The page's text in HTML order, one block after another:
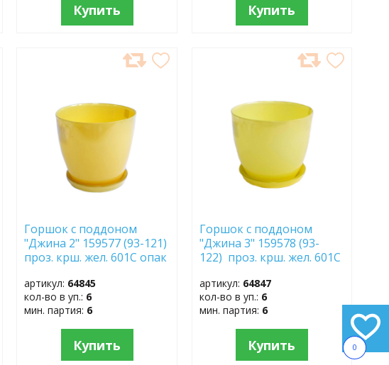
0
Купить Купить
Горшок с поддоном
"Джина 2" 159577 (93-121)
проз. крш. жел. 601С опак
артикул: 64845
кол-во в уп.: 6
мин. партия: 6
Купить
Горшок с поддоном
"Джина 3" 159578 (93-
122) проз. крш. жел. 601С
артикул: 64847
кол-во в уп.: 6
мин. партия: 6
Купить